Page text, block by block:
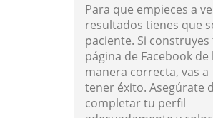
Para que empieces a
resultados tienes que
paciente. Si construyes
página de Facebook de
manera correcta, vas a
tener éxito. Asegúrate
completar tu perfil